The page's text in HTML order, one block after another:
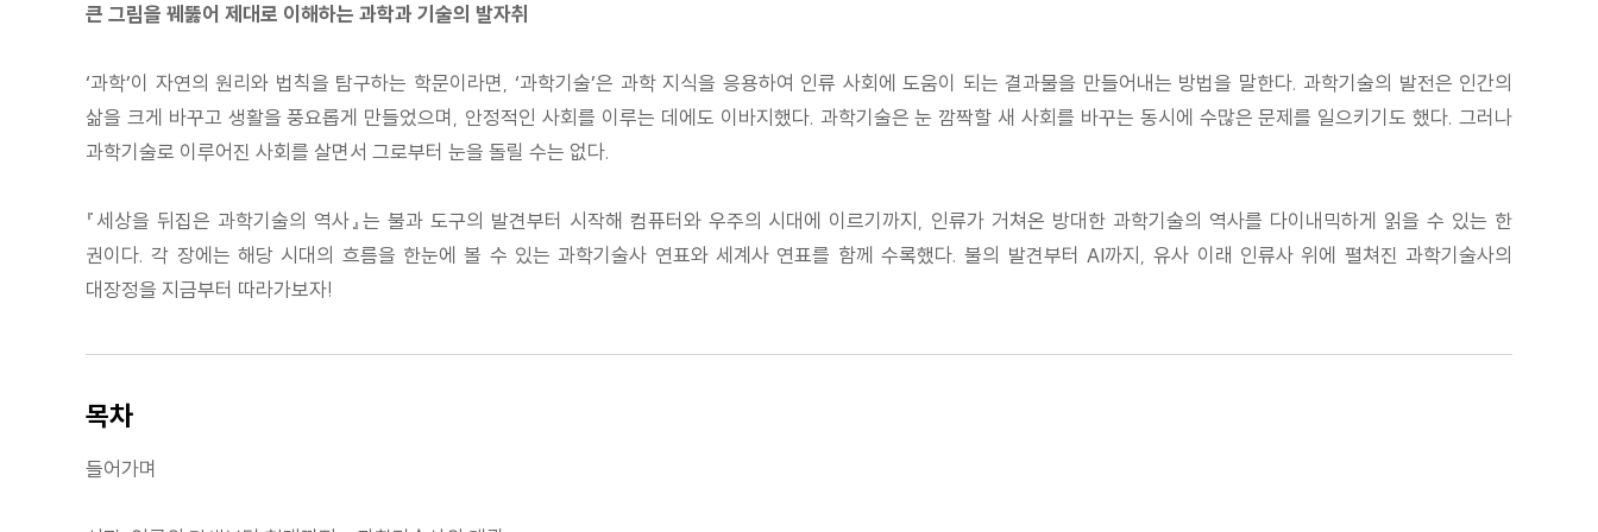
큰 그림을 꿰뚫어 제대로 이해하는 과학과 기술의 발자취
‘과학’이 자연의 원리와 법칙을 탐구하는 학문이라면, ‘과학기술’은 과학 지식을 응용하여 인류 사회에 도움이 되는 결과물을 만들어내는 방법을 말한다. 과학기술의 발전은 인간의
삶을 크게 바꾸고 생활을 풍요롭게 만들었으며, 안정적인 사회를 이루는 데에도 이바지했다. 과학기술은 눈 깜짝할 새 사회를 바꾸는 동시에 수많은 문제를 일으키기도 했다. 그러나
과학기술로 이루어진 사회를 살면서 그로부터 눈을 돌릴 수는 없다.
『세상을 뒤집은 과학기술의 역사』는 불과 도구의 발견부터 시작해 컴퓨터와 우주의 시대에 이르기까지, 인류가 거쳐온 방대한 과학기술의 역사를 다이내믹하게 읽을 수 있는 한
권이다. 각 장에는 해당 시대의 흐름을 한눈에 볼 수 있는 과학기술사 연표와 세계사 연표를 함께 수록했다. 불의 발견부터 AI까지, 유사 이래 인류사 위에 펼쳐진 과학기술사의
대장정을 지금부터 따라가보자!
목차
들어가며